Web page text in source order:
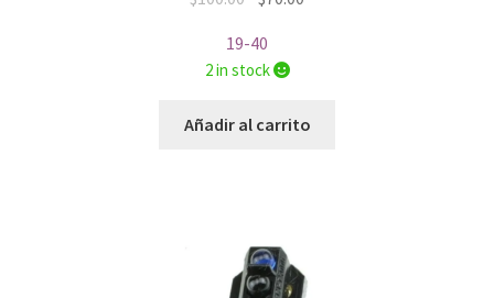
was:
$100.00.
19-40
2 in stock
Añadir al carrito